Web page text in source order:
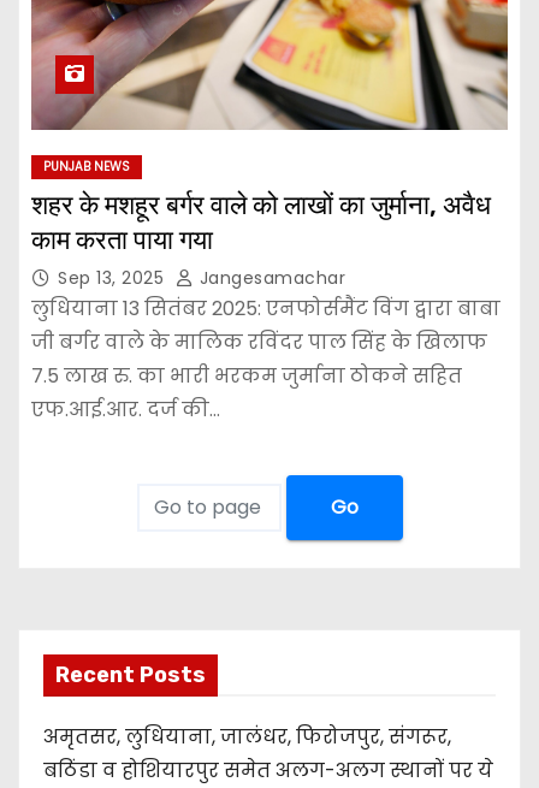
PUNJAB NEWS
शहर के मशहूर बर्गर वाले को लाखों का जुर्माना, अवैध
काम करता पाया गया
Sep 13, 2025 Jangesamachar
लुधियाना 13 सितंबर 2025: एनफोर्समैंट विंग द्वारा बाबा
जी बर्गर वाले के मालिक रविंदर पाल सिंह के खिलाफ
7.5 लाख रु. का भारी भरकम जुर्माना ठोकने सहित
एफ.आई.आर. दर्ज की…
Go
Recent Posts
अमृतसर, लुधियाना, जालंधर, फिरोजपुर, संगरूर,
बठिंडा व होशियारपुर समेत अलग-अलग स्थानों पर ये